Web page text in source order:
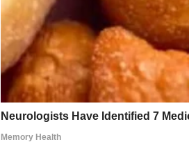
ili susret koji menja emotivno stanje iz
život u sebi.
Sreća dolazi kroz priznanje, kroz
porodičnim odnosima.
Lav ponovo počinje da sija, ali ovog
sama. Tuga se povlači jer shvatate
vas je kočilo.